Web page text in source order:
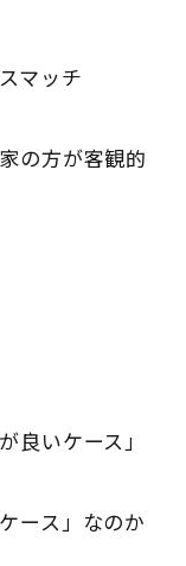
マッチ
の方が客観的
良いケース」
ース」なのか